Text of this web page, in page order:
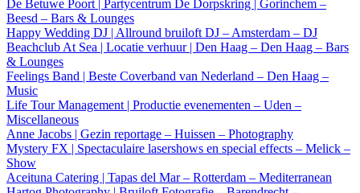
De Betuwe Poort | Partycentrum De Dorpskring | Gorinchem –
Beesd – Bars & Lounges
Happy Wedding DJ | Allround bruiloft DJ – Amsterdam – DJ
Beachclub At Sea | Locatie verhuur | Den Haag – Den Haag – Bars
& Lounges
Feelings Band | Beste Coverband van Nederland – Den Haag –
Music
Life Tour Management | Productie evenementen – Uden –
Miscellaneous
Anne Jacobs | Gezin reportage – Huissen – Photography
Mystery FX | Spectaculaire lasershows en special effects – Melick –
Show
Aceituna Catering | Tapas del Mar – Rotterdam – Mediterranean